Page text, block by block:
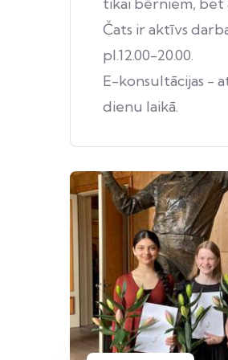
Čats ir aktīvs
pl.12.00-20.00.
E-konsultācijas -
dienu laikā.